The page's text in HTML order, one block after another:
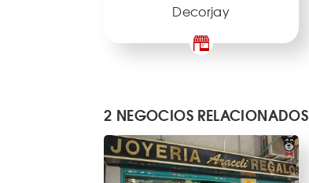
Decorjay
2 NEGOCIOS RELACIONADOS